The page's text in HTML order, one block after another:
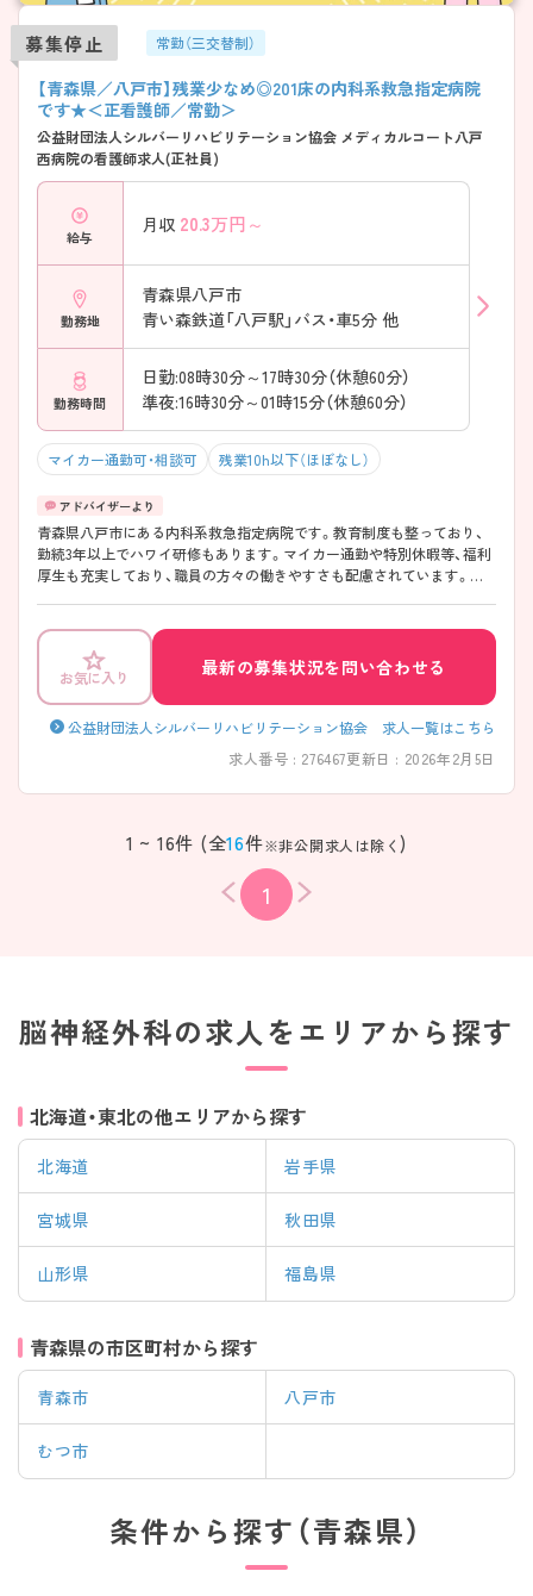
募集停止 常勤（三交替制）
【青森県／八戸市】残業少なめ◎201床の内科系救急指定病院
です★＜正看護師／常勤＞
公益財団法人シルバーリハビリテーション協会 メディカルコート八戸
西病院の看護師求人(正社員)
給与
月収 20.3万円～
勤務地
青森県八戸市
青い森鉄道「八戸駅」バス・車5分 他
勤務時間
日勤:08時30分～17時30分（休憩60分）
準夜:16時30分～01時15分（休憩60分）
マイカー通勤可・相談可 残業10h以下（ほぼなし）
青森県八戸市にある内科系救急指定病院です。教育制度も整っており、
勤続3年以上でハワイ研修もあります。マイカー通勤や特別休暇等、福利
厚生も充実しており、職員の方々の働きやすさも配慮されています。常
お気に入り 最新の募集状況を問い合わせる
公益財団法人シルバーリハビリテーション協会 求人一覧はこちら
求人番号 : 276467更新日 : 2026年2月5日
1 ~ 16件 (全16件※非公開求人は除く )
1
脳神経外科の求人をエリアから探す
北海道・東北の他エリアから探す
北海道 岩手県
宮城県 秋田県
山形県 福島県
青森県の市区町村から探す
青森市 八戸市
むつ市
条件から探す（青森県）